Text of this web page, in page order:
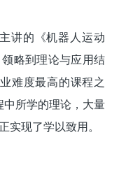
讲的《机器人运动
略到理论与应用结
难度最高的课程之
中所学的理论，大量
实现了学以致用。